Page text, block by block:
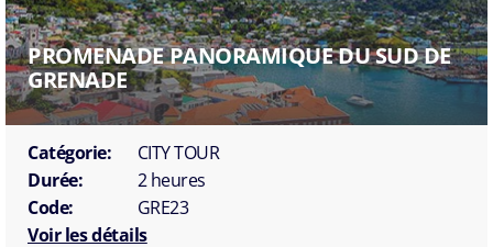
PROMENADE PANORAMIQUE DU SUD DE
GRENADE
Catégorie:
CITY TOUR
Durée:
2 heures
Code:
GRE23
Voir les détails